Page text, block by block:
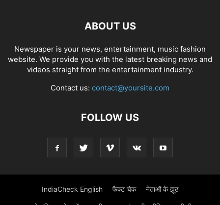
ABOUT US
Newspaper is your news, entertainment, music fashion
website. We provide you with the latest breaking news and
videos straight from the entertainment industry.
Contact us: contact@yoursite.com
FOLLOW US
IndiaCheck English फैक्ट चेक नेताओं के झूठ